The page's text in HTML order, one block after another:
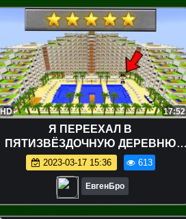
17:52
Я ПЕРЕЕХАЛ В
ПЯТИЗВЁЗДОЧНУЮ ДЕРЕВНЮ
ЖИТЕЛЕЙ МАЙНКРАФТ ! ДЕВУШКА
НУБ И ПРО ВИДЕО ТРОЛЛИНГ
MINECRAFT
2023-03-17 15:36 613
ЕвгенБро